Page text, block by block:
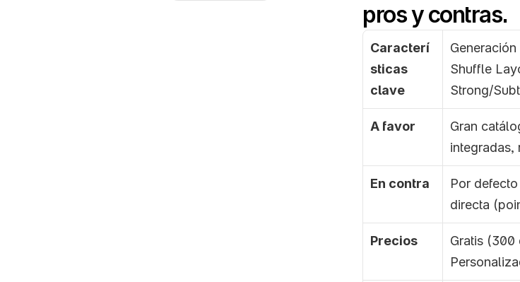
pros y contras.
Caracterí
sticas
clave
Shuffle
Strong/
A favor
Gran
integradas,
En contra
Por
directa
Precios
Gratis (300